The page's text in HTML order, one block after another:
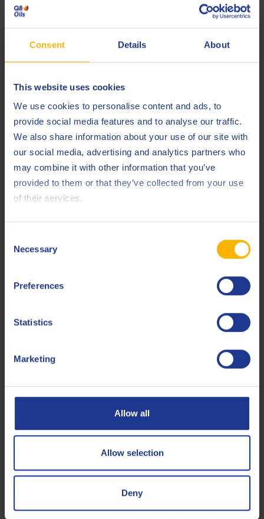
Consent Details About
This website uses cookies
We use cookies to personalise content and ads, to
provide social media features and to analyse our traffic.
We also share information about your use of our site with
our social media, advertising and analytics partners who
may combine it with other information that you’ve
provided to them or that they’ve collected from your use
of their services.
Selection
Necessary
Preferences
Statistics
Marketing
Allow all
Allow selection
Deny
JASO FD
Less specifications
È consigliabile adottare una concentrazione che rispetti
i requisiti del produttore del motore.
Fluido per imbarcazioni da diporto